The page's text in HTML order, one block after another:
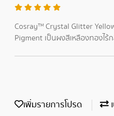
Cosray™ Crystal Glitter
Pigment เป็นผงสีเหลืองทองไร้
เพิ่มรายการโปรด